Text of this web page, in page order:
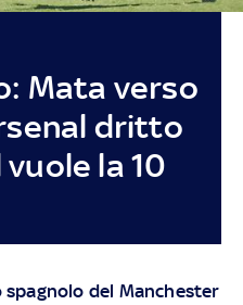
Mata verso
dritto
vuole la 10
spagnolo del Manchester